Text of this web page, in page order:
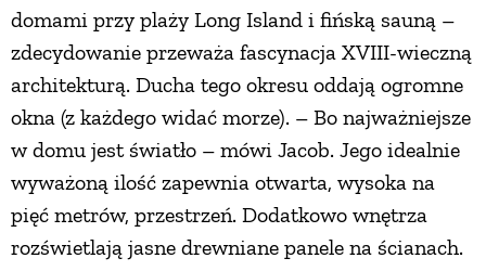
domami przy plaży Long Island i fińską sauną –
zdecydowanie przeważa fascynacja XVIII-wieczną
architekturą. Ducha tego okresu oddają ogromne
okna (z każdego widać morze). – Bo najważniejsze
w domu jest światło – mówi Jacob. Jego idealnie
wyważoną ilość zapewnia otwarta, wysoka na
pięć metrów, przestrzeń. Dodatkowo wnętrza
rozświetlają jasne drewniane panele na ścianach.
INNE